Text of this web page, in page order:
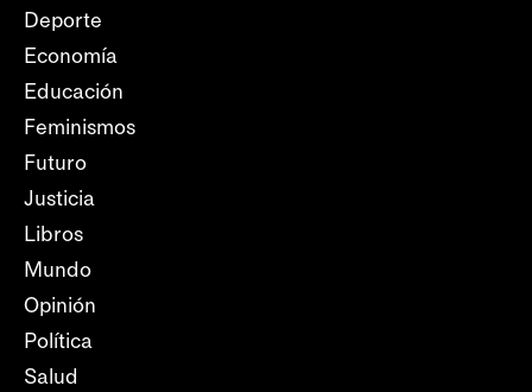
Deporte
Economía
Educación
Feminismos
Futuro
Justicia
Libros
Mundo
Opinión
Política
Salud